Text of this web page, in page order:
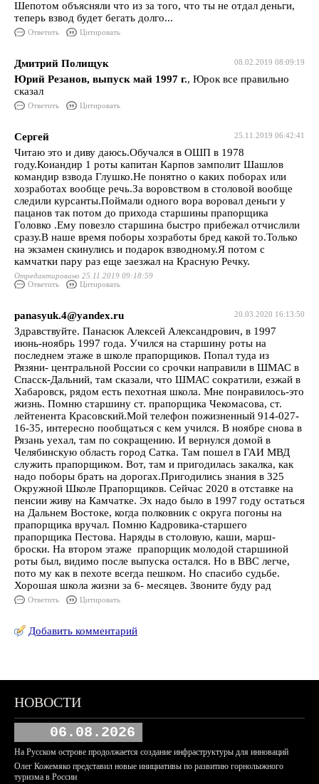
Шепотом объясняли что из за того, что ты не отдал деньги,
теперь взвод будет бегать долго...
Ответить Цитировать
08.02.2019 08:09:19
Дмитрий Полищук
Юрий Резанов, выпуск май 1997 г., Юрок все правильно
сказал
Ответить Цитировать
25.11.2019 06:42:41
Сергей
Читаю это и диву даюсь.Обучался в ОШП в 1978
году.Коиандир 1 роты капитан Карпов замполит Шашлов
командир взвода Глушко.Не понятно о каких поборах или
хозработах вообще речь.За воровством в столовой вообще
следили курсанты.Поймали одного вора воровал деньги у
пацанов так потом до прихода старшины прапорщика
Головко .Ему повезло старшина быстро прибежал отчислили
сразу.В наше время поборы хозработы бред какой то.Только
на экзамен скинулись и подарок взводному.Я потом с
камчатки пару раз еще заезжал на Красную Речку.
Отредактировано 25.11.2019 09:18:59
Ответить
Цитировать
20.03.2020 16:13:50
panasyuk.4@yandex.ru
Здравствуйте. Панасюк Алексей Александрович, в 1997
июнь-ноябрь 1997 года. Учился на старшину роты на
последнем этаже в школе прапорщиков. Попал туда из
Рязяни- центральной России со срочки направили в ШМАС в
Спасск-Дальний, там сказали, что ШМАС сократили, езжай в
Хабаровск, рядом есть пехотная школа. Мне понравилось-это
жизнь. Помню старшину ст. прапорщика Чекомасова, ст.
лейтенента Красовский.Мой телефон пожизненный 914-027-
16-35, интересно пообщаться с кем учился. В ноябре снова в
Рязань уехал, там по сокращению. И вернулся домой в
Челябинскую область город Сатка. Там пошел в ГАИ МВД
служить прапорщиком. Вот, там и пригодилась закалка, как
надо поборы брать на дорогах.Пригодились знания в 325
Окружной Школе Прапорщиков. Сейчас 2020 в отставке на
пенсии живу на Камчатке. Эх надо было в 1997 году остаться
на Дальнем Востоке, когда полковник с округа погоны на
прапорщика вручал. Помню Кадровика-старшего
прапорщика Пестова. Наряды в столовую, каши, марш-
броски. На втором этаже прапорщик молодой старшиной
роты был, видимо после выпуска остался. Но в ВВС легче,
пото му как в пехоте всегда пешком. Но спасибо судьбе.
Хорошая школа жизни за 6- месяцев. Звоните буду рад
Ответить Цитировать
Добавить комментарий
НОВОСТИ
06.08.2026
На Русском острове продолжается создание инфраструктуры для инноваций
Олег Кожемяко представил новые инициативы по развитию горнолыжного
туризма в России